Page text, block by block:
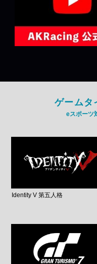
ゲームタ
eスポーツ
Identity V 第五人格